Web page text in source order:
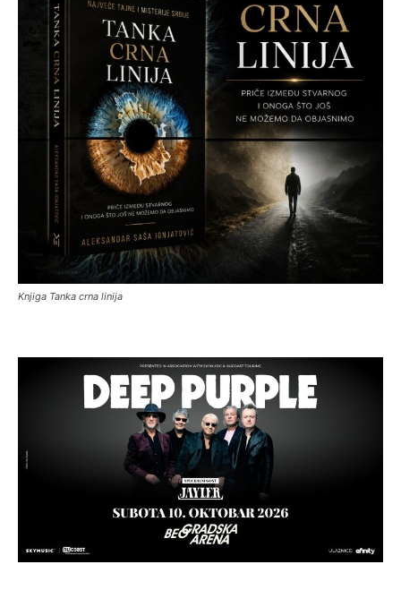
Knjiga Tanka crna linija